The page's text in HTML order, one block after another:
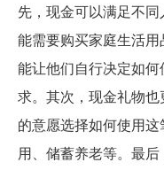
先，现金可以满足不
能需要购买家庭生活
能让他们自行决定如
求。其次，现金礼物
的意愿选择如何使用
用、储蓄养老等。最